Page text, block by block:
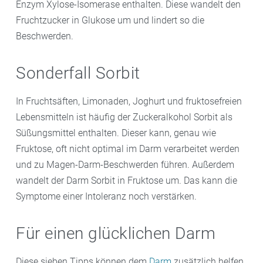
arbeiten.
Enzym Xylose-Isomerase enthalten. Diese wandelt den
Fruchtzucker in Glukose um und lindert so die
Beschwerden.
Sonderfall Sorbit
In Fruchtsäften, Limonaden, Joghurt und fruktosefreien
Lebensmitteln ist häufig der Zuckeralkohol Sorbit als
Süßungsmittel enthalten. Dieser kann, genau wie
Fruktose, oft nicht optimal im Darm verarbeitet werden
und zu Magen-Darm-Beschwerden führen. Außerdem
wandelt der Darm Sorbit in Fruktose um. Das kann die
Symptome einer Intoleranz noch verstärken.
Für einen glücklichen Darm